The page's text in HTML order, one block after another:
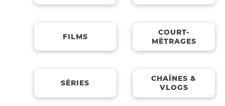
FILMS
COURT-
MÉTRAGES
SÉRIES
CHAÎNES &
VLOGS